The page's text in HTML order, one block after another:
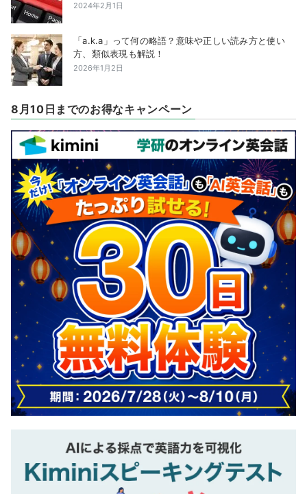
2024年2月1日
「a.k.a」って何の略語？意味や正しい読み方と使い
方、類似表現も解説！
2026年1月2日
8月10日までのお得なキャンペーン